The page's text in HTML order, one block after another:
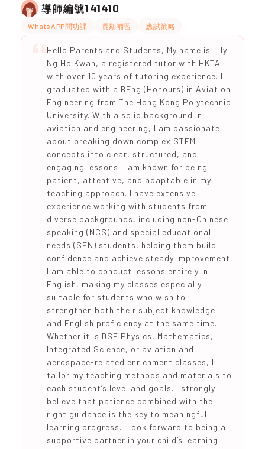
導師編號141410
WhatsAPP問功課 長期補習 應試策略
Hello Parents and Students, My name is Lily
Ng Ho Kwan, a registered tutor with HKTA
with over 10 years of tutoring experience. I
graduated with a BEng (Honours) in Aviation
Engineering from The Hong Kong Polytechnic
University. With a solid background in
aviation and engineering, I am passionate
about breaking down complex STEM
concepts into clear, structured, and
engaging lessons. I am known for being
patient, attentive, and adaptable in my
teaching approach. I have extensive
experience working with students from
diverse backgrounds, including non-Chinese
speaking (NCS) and special educational
needs (SEN) students, helping them build
confidence and achieve steady improvement.
I am able to conduct lessons entirely in
English, making my classes especially
suitable for students who wish to
strengthen both their subject knowledge
and English proficiency at the same time.
Whether it is DSE Physics, Mathematics,
Integrated Science, or aviation and
aerospace-related enrichment classes, I
tailor my teaching methods and materials to
each student’s level and goals. I strongly
believe that patience combined with the
right guidance is the key to meaningful
learning progress. I look forward to being a
supportive partner in your child’s learning